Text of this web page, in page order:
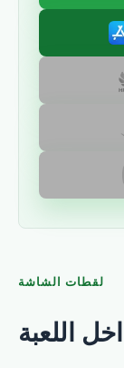
لقطات الشاشة
اللعبة